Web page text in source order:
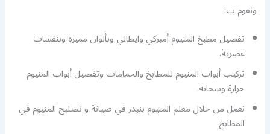
ونقوم ب:
تفصيل مطبخ المنيوم أميركي وايطالي وبألوان مميزة وبنقشات
عصرية.
تركيب أبواب المنيوم للمطابخ والحمامات وتفصيل أبواب المنيوم
جرارة وسحابة.
نعمل من خلال معلم المنيوم بنيدر في صيانة و تصليح المنيوم في
المطابخ